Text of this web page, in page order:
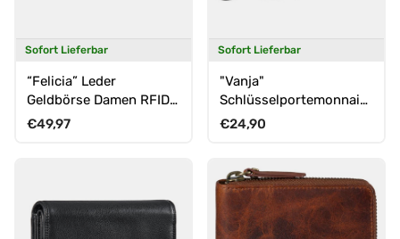
Sofort Lieferbar
“Felicia” Leder
Geldbörse Damen RFID
Portemonnaie mit vielen
Normaler Preis
€49,97
Sofort Lieferbar
"Vanja"
Schlüsselportemonnaie
Leder
Normaler Preis
€24,90